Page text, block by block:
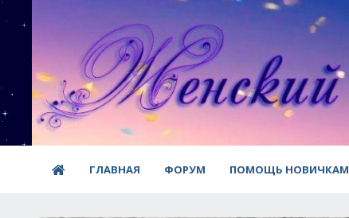
ГЛАВНАЯ ФОРУМ ПОМОЩЬ НОВИЧКАМ